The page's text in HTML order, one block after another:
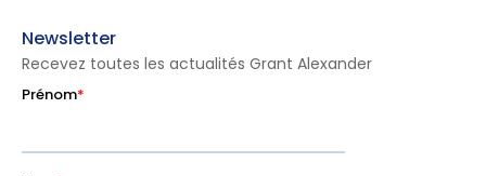
Newsletter
Recevez toutes les actualités Grant Alexander